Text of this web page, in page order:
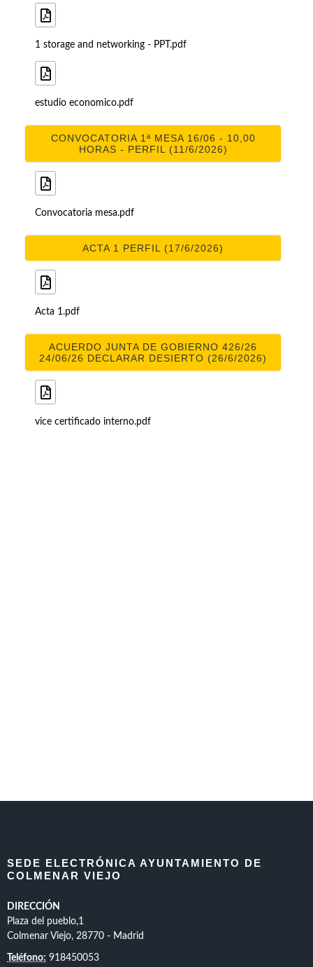
1 storage and networking - PPT.pdf
estudio economico.pdf
CONVOCATORIA 1ª MESA 16/06 - 10,00
HORAS - PERFIL (11/6/2026)
Convocatoria mesa.pdf
ACTA 1 PERFIL (17/6/2026)
Acta 1.pdf
ACUERDO JUNTA DE GOBIERNO 426/26
24/06/26 DECLARAR DESIERTO (26/6/2026)
vice certificado interno.pdf
SEDE ELECTRÓNICA AYUNTAMIENTO DE
COLMENAR VIEJO
DIRECCIÓN
Plaza del pueblo,1
Colmenar Viejo, 28770 - Madrid
Teléfono: 918450053